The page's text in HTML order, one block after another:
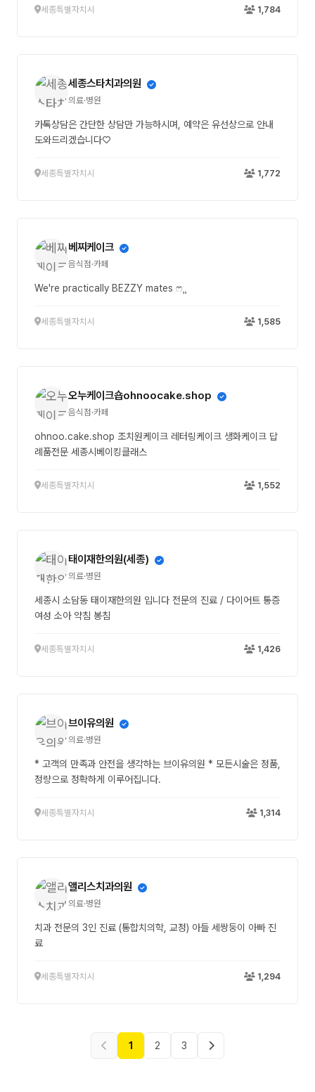
세종특별자치시 1,784
세종스타치과의원
의료·병원
카톡상담은 간단한 상담만 가능하시며, 예약은 유선상으로 안내
도와드리겠습니다♡
세종특별자치시 1,772
베찌케이크
음식점·카페
We're practically BEZZY mates ෆ¸¸
세종특별자치시 1,585
오누케이크숍ohnoocake.shop
음식점·카페
ohnoo.cake.shop 조치원케이크 레터링케이크 생화케이크 답
례품전문 세종시베이킹클래스
세종특별자치시 1,552
태이재한의원(세종)
의료·병원
세종시 소담동 태이재한의원 입니다 전문의 진료 / 다이어트 통증
여성 소아 약침 봉침
세종특별자치시 1,426
브이유의원
의료·병원
* 고객의 만족과 안전을 생각하는 브이유의원 * 모든시술은 정품,
정량으로 정확하게 이루어집니다.
세종특별자치시 1,314
앨리스치과의원
의료·병원
치과 전문의 3인 진료 (통합치의학, 교정) 아들 세쌍둥이 아빠 진
료
세종특별자치시 1,294
1 2 3